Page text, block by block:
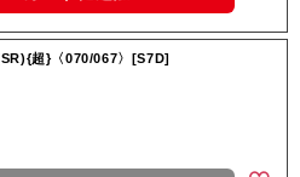
超}〈070/067〉[S7D]